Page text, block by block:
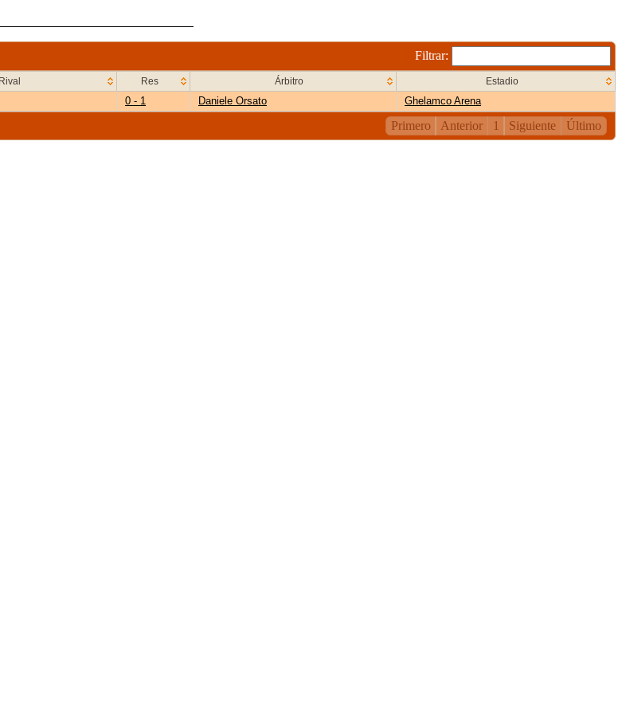
Filtrar:
Rival Res Árbitro Estadio
0 - 1 Daniele Orsato Ghelamco Arena
Primero Anterior 1 Siguiente Último